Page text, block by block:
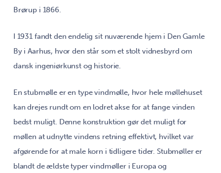
Brørup i 1866.
I 1931 fandt den endelig sit nuværende hjem i Den Gamle
By i Aarhus, hvor den står som et stolt vidnesbyrd om
dansk ingeniørkunst og historie.
En stubmølle er en type vindmølle, hvor hele møllehuset
kan drejes rundt om en lodret akse for at fange vinden
bedst muligt. Denne konstruktion gør det muligt for
møllen at udnytte vindens retning effektivt, hvilket var
afgørende for at male korn i tidligere tider. Stubmøller er
blandt de ældste typer vindmøller i Europa og